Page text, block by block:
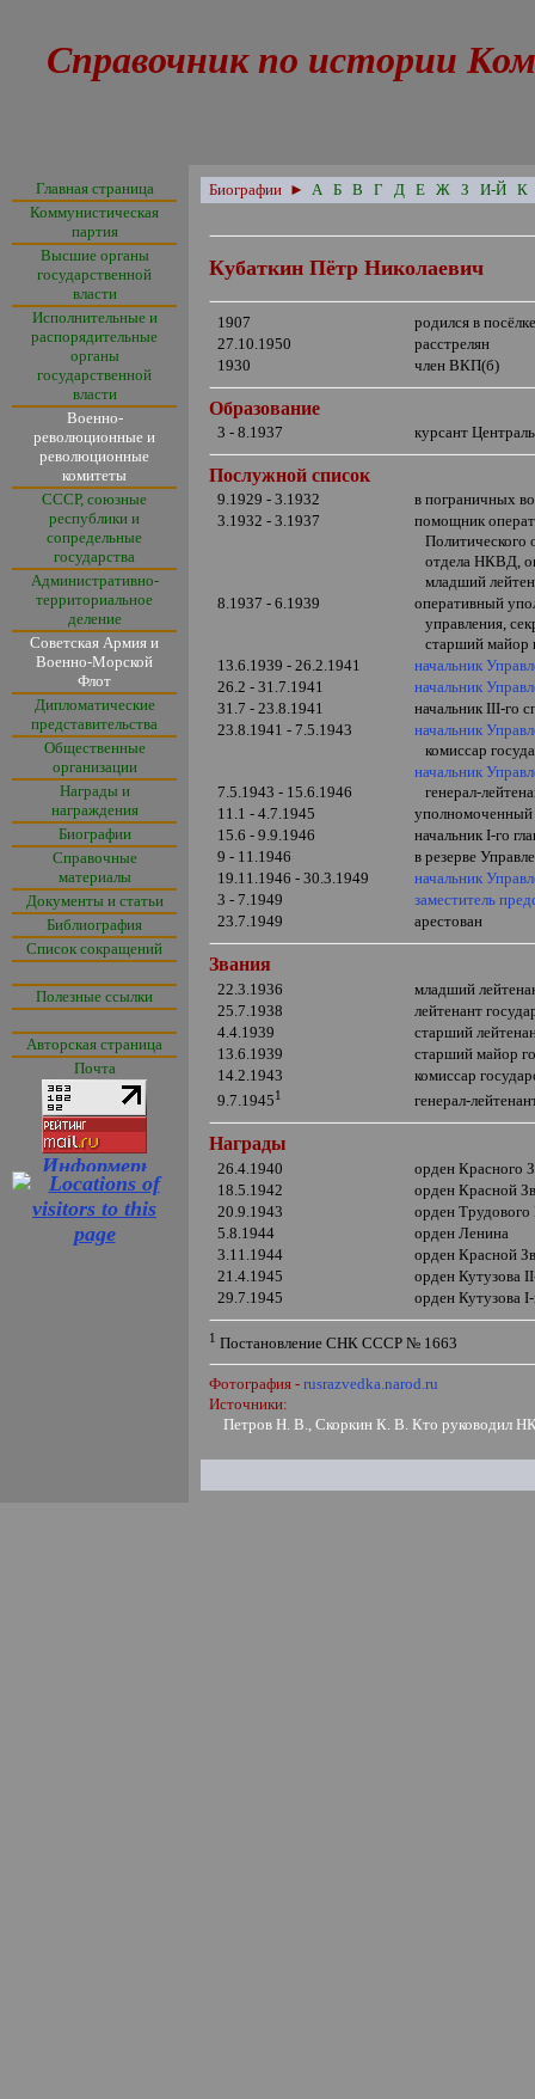
Справочник по истории
Главная страница
Коммунистическая
партия
Высшие органы
государственной
власти
Исполнительные и
распорядительные
органы
государственной
власти
Военно-
революционные и
революционные
комитеты
СССР, союзные
республики и
сопредельные
государства
Административно-
территориальное
деление
Советская Армия и
Военно-Морской
Флот
Дипломатические
представительства
Общественные
организации
Награды и
награждения
Биографии
Справочные
материалы
Документы и статьи
Библиография
Список сокращений
Полезные ссылки
Авторская страница
Почта
Биографии ► А Б В Г Д Е Ж З И-Й К
Кубаткин Пётр Николаевич
1907
родился в
27.10.1950
расстрелян
1930
член ВКП(б)
Образование
3 - 8.1937 курсант
Послужной список
9.1929 - 3.1932
в пограничных
3.1932 - 3.1937
помощник
Политического
отдела НКВД,
младший
8.1937 - 6.1939
оперативный
управления,
старший майор
13.6.1939 - 26.2.1941
начальник
26.2 - 31.7.1941
начальник
31.7 - 23.8.1941
начальникIII-го
23.8.1941 - 7.5.1943
начальник
комиссар
7.5.1943 - 15.6.1946
начальник
генерал-
11.1 - 4.7.1945
15.6 - 9.9.1946
начальникI-го
9 - 11.1946
в резерве
19.11.1946 - 30.3.1949
начальник
3 - 7.1949
заместитель
23.7.1949
арестован
Звания
22.3.1936
младший
25.7.1938
лейтенант
4.4.1939
старший
13.6.1939
старший майор
14.2.1943
комиссар
9.7.19451 генерал-
Награды
26.4.1940
орден Красного
18.5.1942
орден Красной
20.9.1943
орден
5.8.1944
орден Ленина
3.11.1944
орден Красной
21.4.1945
орден КутузоваII
29.7.1945
орден КутузоваI
1 Постановление СНК СССР № 1663
Фотография - rusrazvedka.narod.ru
Источники:
Петров Н. В., Скоркин К. В. Кто руководил